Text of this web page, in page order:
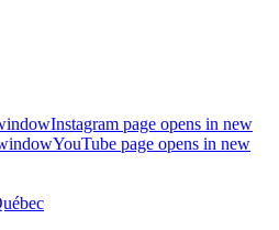
Instagram page opens in new
YouTube page opens in new